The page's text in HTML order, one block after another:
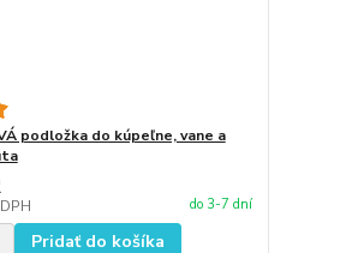
podložka do kúpeľne, vane a
do 3-7 dní
Pridať do košíka